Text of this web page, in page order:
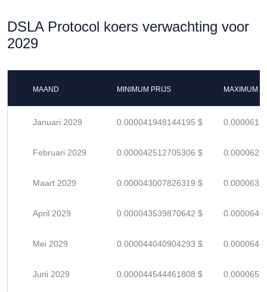
DSLA Protocol koers verwachting voor
2029
MAAND MINIMUM PRIJS MAXIMUM
Januari 2029 0.000041948144195 $
Februari 2029 0.000042512705306 $
Maart 2029 0.000043007826319 $
April 2029 0.000043539870642 $
Mei 2029 0.000044040904293 $
Juni 2029 0.000044544461808 $